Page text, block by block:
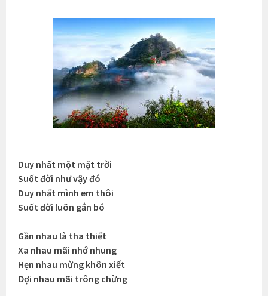
Duy nhất một mặt trời
Suốt đời như vậy đó
Duy nhất mình em thôi
Suốt đời luôn gắn bó
Gần nhau là tha thiết
Xa nhau mãi nhớ nhung
Hẹn nhau mừng khôn xiết
Đợi nhau mãi trông chừng